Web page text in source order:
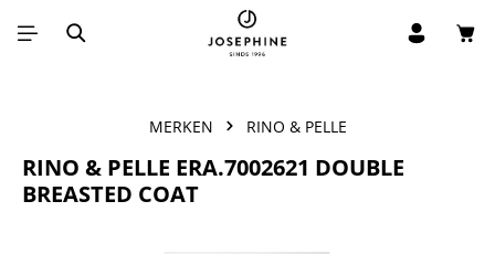
Ga naar de hoofdinhoud
MERKEN RINO & PELLE
RINO & PELLE ERA.7002621 DOUBLE
BREASTED COAT